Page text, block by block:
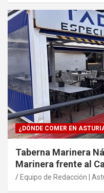
¿DÓNDE COMER EN
Taberna Marinera
Marinera frente al
Equipo de Redacción |